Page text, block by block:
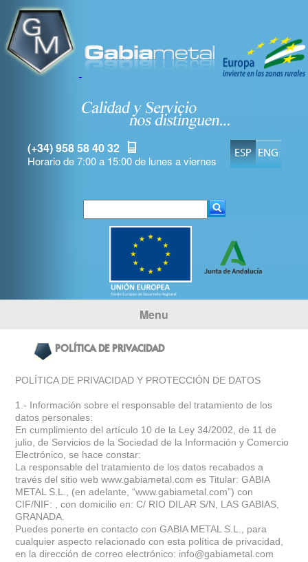
(+34) 958 58 40 32
Horario de 7:00 a 15:00 de lunes a viernes ESP ENG
Menu
POLÍTICA DE PRIVACIDAD
POLÍTICA DE PRIVACIDAD Y PROTECCIÓN DE DATOS
1.- Información sobre el responsable del tratamiento de los
datos personales:
En cumplimiento del artículo 10 de la Ley 34/2002, de 11 de
julio, de Servicios de la Sociedad de la Información y Comercio
Electrónico, se hace constar:
La responsable del tratamiento de los datos recabados a
través del sitio web www.gabiametal.com es Titular: GABIA
METAL S.L., (en adelante, “www.gabiametal.com”) con
CIF/NIF: , con domicilio en: C/ RIO DILAR S/N, LAS GABIAS,
GRANADA.
Puedes ponerte en contacto con GABIA METAL S.L., para
cualquier aspecto relacionado con esta política de privacidad,
en la dirección de correo electrónico: info@gabiametal.com